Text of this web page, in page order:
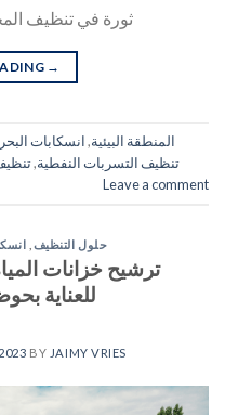
ثورة في تنظيف
→
المنطقة البيئية,انسكابات البحر
تنظيف التسربات النفطية,
Leave a comment
حلول التنظيف
ترشيح خزانات
للعناية
BY JAIMY VRIES